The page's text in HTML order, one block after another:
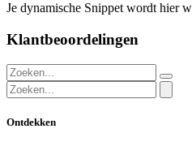
Je dynamische Snippet wordt hier
Klantbeoordelingen
Ontdekken